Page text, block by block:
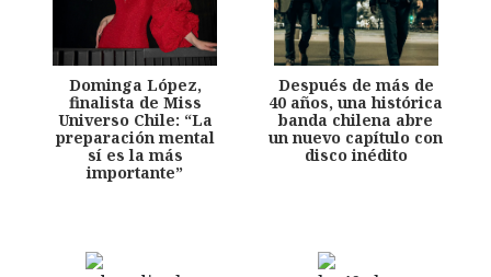
Dominga López,
finalista de Miss
Universo Chile: “La
preparación mental
sí es la más
importante”
Después de más de
40 años, una histórica
banda chilena abre
un nuevo capítulo con
disco inédito